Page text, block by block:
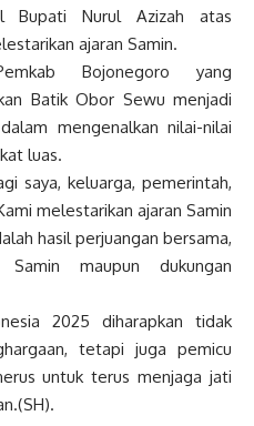
Bupati Nurul Azizah atas
ajaran Samin.
Bojonegoro yang
Batik Obor Sewu menjadi
mengenalkan nilai-nilai
luas.
saya, keluarga, pemerintah,
melestarikan ajaran Samin
hasil perjuangan bersama,
maupun dukungan
2025 diharapkan tidak
tetapi juga pemicu
untuk terus menjaga jati